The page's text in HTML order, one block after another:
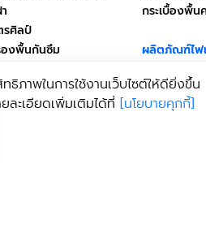
รศิลป์
องพื้นกันซึม
บใส
กระเบื้องพื้น
ผลิตภัณฑ์ไฟ
ผลิตภัณฑ์ทด
บอร์ด
อุปกรณ์ติดตั้ง
ดื่ม
งดื่มโพรไบโอติก
ภาพในการใช้งานเว็บไซต์ให้ดียิ่งขึ้น
ะเอียดเพิ่มเติมได้ที่ [นโยบายคุกกี้]